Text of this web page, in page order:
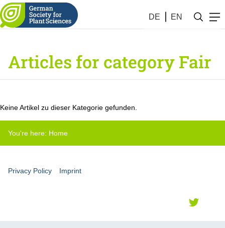
DE EN
Articles for category Fair
Keine Artikel zu dieser Kategorie gefunden.
You're here: Home
Privacy Policy Imprint